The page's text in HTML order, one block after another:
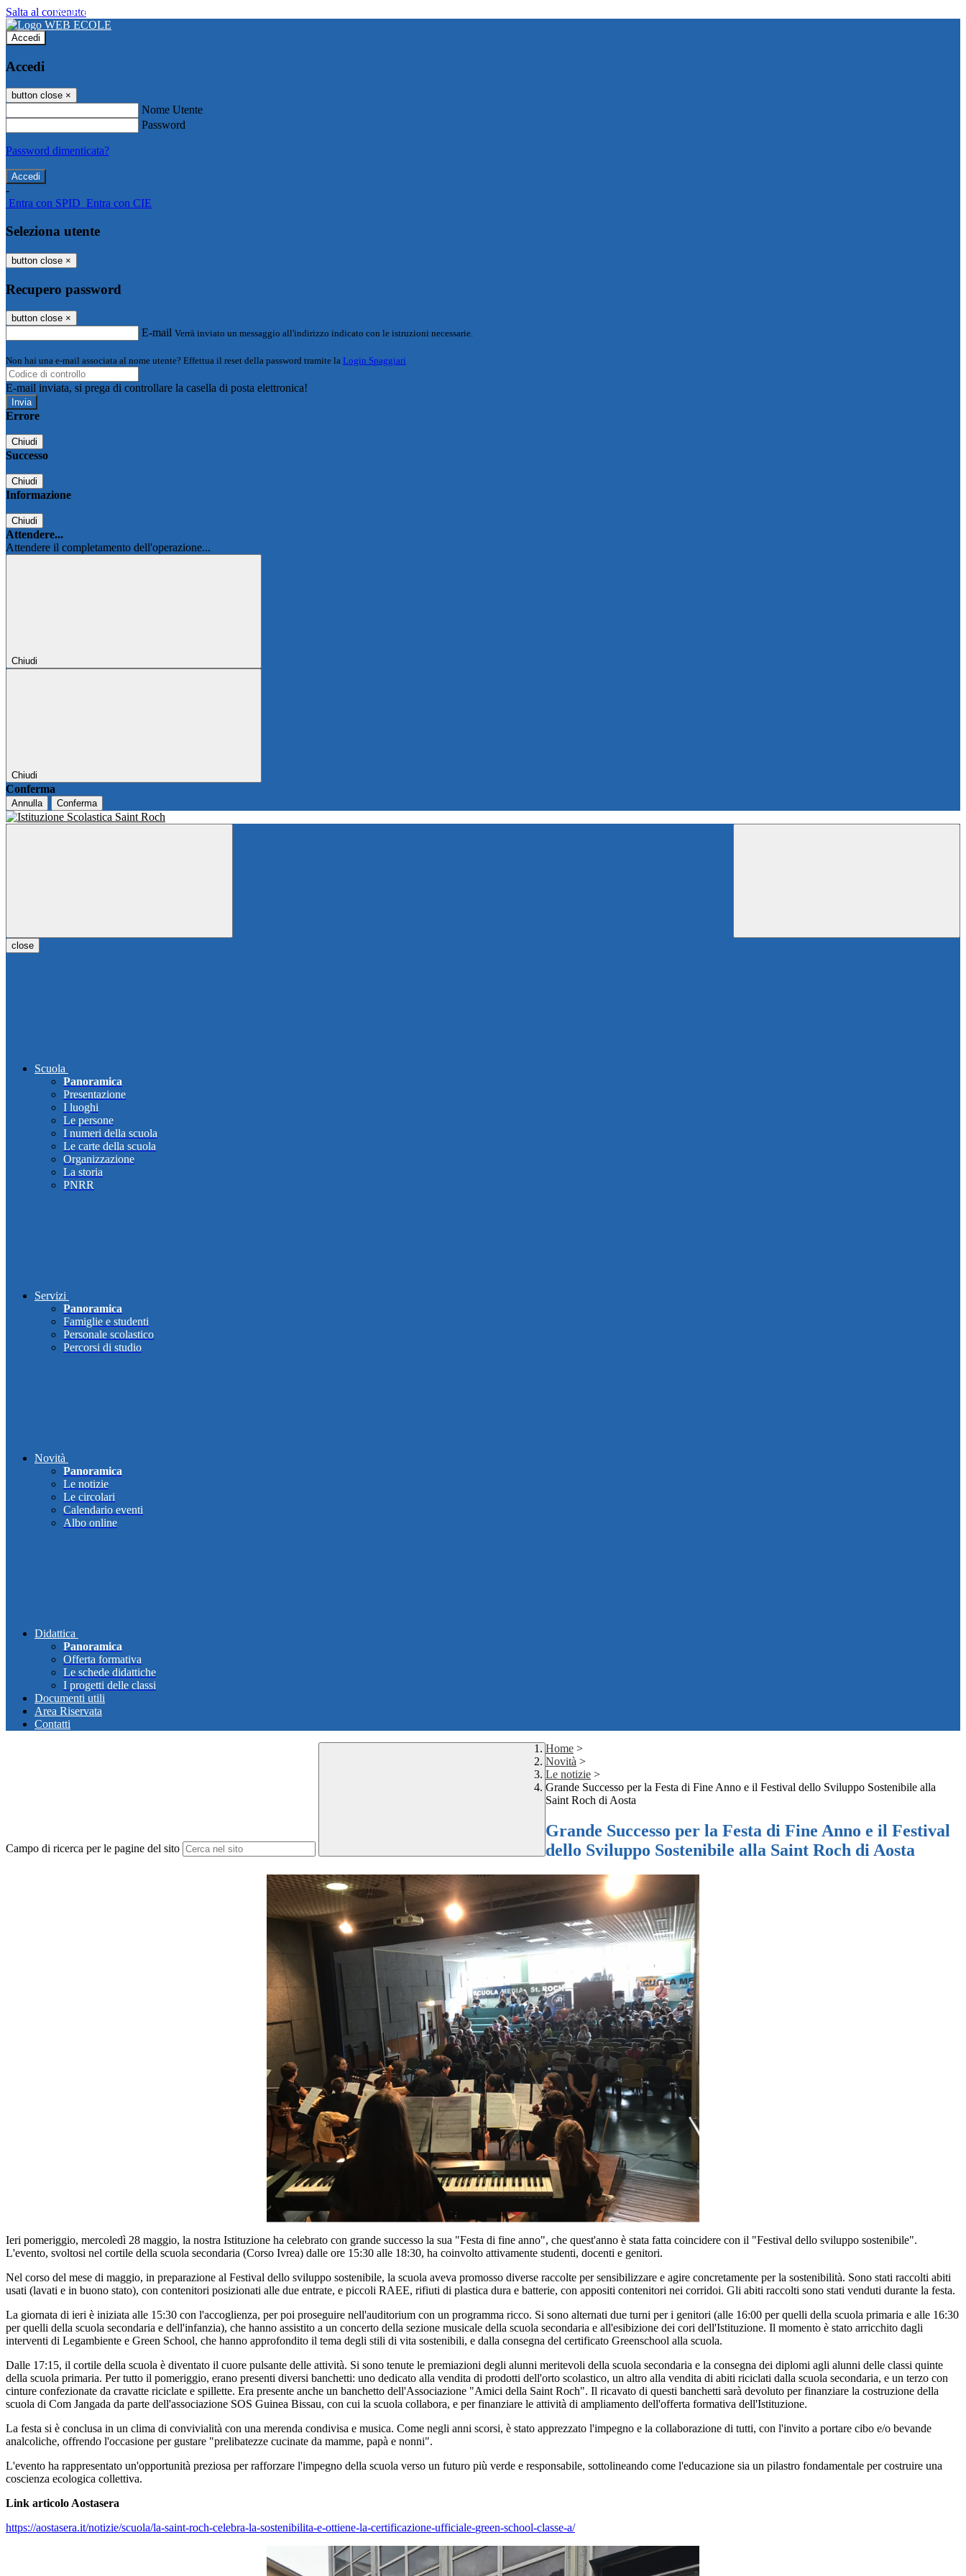
Salta al contenuto
WEB ECOLE
Accedi
Accedi
button close ×
Nome Utente
Password
Password dimenticata?
-
Entra con SPID Entra con CIE
Seleziona utente
button close ×
Recupero password
button close ×
E-mail Verrà inviato un messaggio all'indirizzo indicato con le istruzioni necessarie.
Non hai una e-mail associata al nome utente? Effettua il reset della password tramite la Login Spaggiari
E-mail inviata, si prega di controllare la casella di posta elettronica!
Errore
Chiudi
Successo
Chiudi
Informazione
Chiudi
Attendere...
Attendere il completamento dell'operazione...
Chiudi
Chiudi
Conferma
Annulla Conferma
close
Scuola
Panoramica
Presentazione
I luoghi
Le persone
I numeri della scuola
Le carte della scuola
Organizzazione
La storia
PNRR
Servizi
Panoramica
Famiglie e studenti
Personale scolastico
Percorsi di studio
Novità
Panoramica
Le notizie
Le circolari
Calendario eventi
Albo online
Didattica
Panoramica
Offerta formativa
Le schede didattiche
I progetti delle classi
Documenti utili
Area Riservata
Contatti
Campo di ricerca per le pagine del sito
Home >
Novità >
Le notizie >
Grande Successo per la Festa di Fine Anno e il Festival dello Sviluppo Sostenibile alla
Saint Roch di Aosta
Grande Successo per la Festa di Fine Anno e il Festival
dello Sviluppo Sostenibile alla Saint Roch di Aosta
Ieri pomeriggio, mercoledì 28 maggio, la nostra Istituzione ha celebrato con grande successo la sua "Festa di fine anno", che quest'anno è stata fatta coincidere con il "Festival dello sviluppo sostenibile".
L'evento, svoltosi nel cortile della scuola secondaria (Corso Ivrea) dalle ore 15:30 alle 18:30, ha coinvolto attivamente studenti, docenti e genitori.
Nel corso del mese di maggio, in preparazione al Festival dello sviluppo sostenibile, la scuola aveva promosso diverse raccolte per sensibilizzare e agire concretamente per la sostenibilità. Sono stati raccolti abiti
usati (lavati e in buono stato), con contenitori posizionati alle due entrate, e piccoli RAEE, rifiuti di plastica dura e batterie, con appositi contenitori nei corridoi. Gli abiti raccolti sono stati venduti durante la festa.
La giornata di ieri è iniziata alle 15:30 con l'accoglienza, per poi proseguire nell'auditorium con un programma ricco. Si sono alternati due turni per i genitori (alle 16:00 per quelli della scuola primaria e alle 16:30
per quelli della scuola secondaria e dell'infanzia), che hanno assistito a un concerto della sezione musicale della scuola secondaria e all'esibizione dei cori dell'Istituzione. Il momento è stato arricchito dagli
interventi di Legambiente e Green School, che hanno approfondito il tema degli stili di vita sostenibili, e dalla consegna del certificato Greenschool alla scuola.
Dalle 17:15, il cortile della scuola è diventato il cuore pulsante delle attività. Si sono tenute le premiazioni degli alunni meritevoli della scuola secondaria e la consegna dei diplomi agli alunni delle classi quinte
della scuola primaria. Per tutto il pomeriggio, erano presenti diversi banchetti: uno dedicato alla vendita di prodotti dell'orto scolastico, un altro alla vendita di abiti riciclati dalla scuola secondaria, e un terzo con
cinture confezionate da cravatte riciclate e spillette. Era presente anche un banchetto dell'Associazione "Amici della Saint Roch". Il ricavato di questi banchetti sarà devoluto per finanziare la costruzione della
scuola di Com Jangada da parte dell'associazione SOS Guinea Bissau, con cui la scuola collabora, e per finanziare le attività di ampliamento dell'offerta formativa dell'Istituzione.
La festa si è conclusa in un clima di convivialità con una merenda condivisa e musica. Come negli anni scorsi, è stato apprezzato l'impegno e la collaborazione di tutti, con l'invito a portare cibo e/o bevande
analcoliche, offrendo l'occasione per gustare "prelibatezze cucinate da mamme, papà e nonni".
L'evento ha rappresentato un'opportunità preziosa per rafforzare l'impegno della scuola verso un futuro più verde e responsabile, sottolineando come l'educazione sia un pilastro fondamentale per costruire una
coscienza ecologica collettiva.
Link articolo Aostasera
https://aostasera.it/notizie/scuola/la-saint-roch-celebra-la-sostenibilita-e-ottiene-la-certificazione-ufficiale-green-school-classe-a/